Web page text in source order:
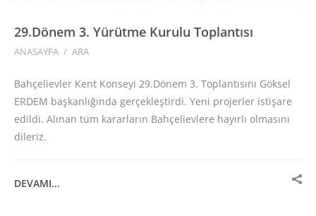
29.Dönem 3. Yürütme Kurulu Toplantısı
ANASAYFA / ARA
Bahçelievler Kent Konseyi 29.Dönem 3. Toplantısını Göksel
ERDEM başkanlığında gerçekleştirdi. Yeni projerler istişare
edildi. Alınan tüm kararların Bahçelievlere hayırlı olmasını
dileriz.
DEVAMI...